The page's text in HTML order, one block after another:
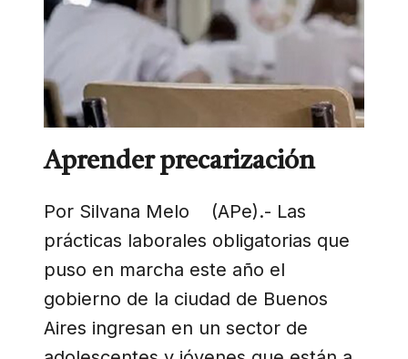
Aprender precarización
Por Silvana Melo (APe).- Las
prácticas laborales obligatorias que
puso en marcha este año el
gobierno de la ciudad de Buenos
Aires ingresan en un sector de